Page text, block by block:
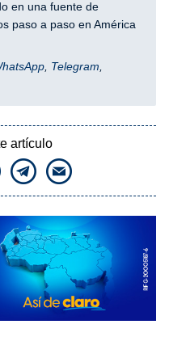
en una fuente de
paso a paso en América
Telegram
artículo